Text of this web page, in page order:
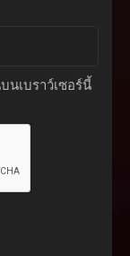
นเบราว์เซอร์นี้